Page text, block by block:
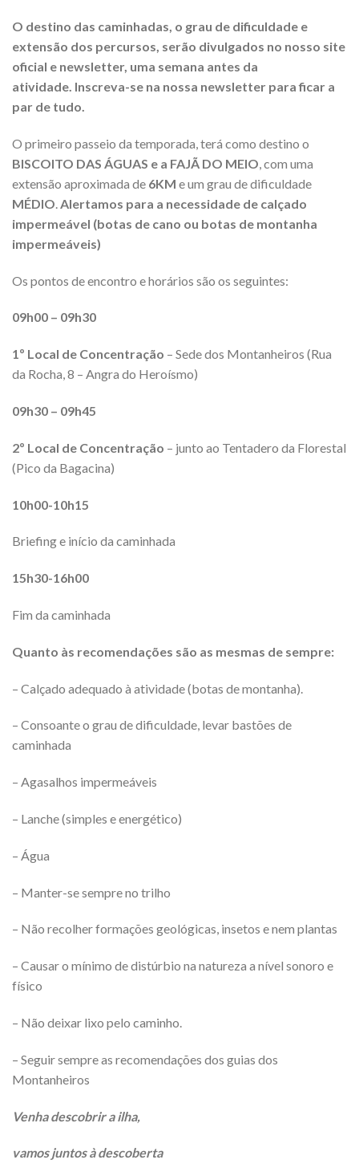
O destino das caminhadas, o grau de dificuldade e
extensão dos percursos, serão divulgados no nosso site
oficial e newsletter, uma semana antes da
atividade. Inscreva-se na nossa newsletter para ficar a
par de tudo.
O primeiro passeio da temporada, terá como destino o
BISCOITO DAS ÁGUAS e a FAJÃ DO MEIO , com uma
extensão aproximada de 6KM e um grau de dificuldade
MÉDIO Alertamos para a necessidade de calçado
impermeável (botas de cano ou botas de montanha
impermeáveis)
Os pontos de encontro e horários são os seguintes:
09h00 – 09h30
1º Local de Concentração – Sede dos Montanheiros (Rua
da Rocha, 8 – Angra do Heroísmo)
09h30 – 09h45
2º Local de Concentração – junto ao Tentadero da Florestal
(Pico da Bagacina)
10h00-10h15
Briefing e início da caminhada
15h30-16h00
Fim da caminhada
Quanto às recomendações são as mesmas de sempre:
– Calçado adequado à atividade (botas de montanha).
– Consoante o grau de dificuldade, levar bastões de
caminhada
– Agasalhos impermeáveis
– Lanche (simples e energético)
– Água
– Manter-se sempre no trilho
– Não recolher formações geológicas, insetos e nem plantas
– Causar o mínimo de distúrbio na natureza a nível sonoro e
físico
– Não deixar lixo pelo caminho.
– Seguir sempre as recomendações dos guias dos
Montanheiros
Venha descobrir a ilha,
vamos juntos à descoberta